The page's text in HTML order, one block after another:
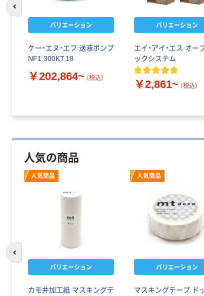
バリエーション
ケー・エヌ・エフ 送液ポンプ
NF1.300KT.18
￥202,864~ （税込）
バリエーション
エイ・アイ・エス オー
ックシステム
￥2,861~ （税込）
人気の商品
人気商品
バリエーション
カモ井加工紙 マスキングテ
人気商品
バリエーション
マスキングテープ ド
前のスライドへ